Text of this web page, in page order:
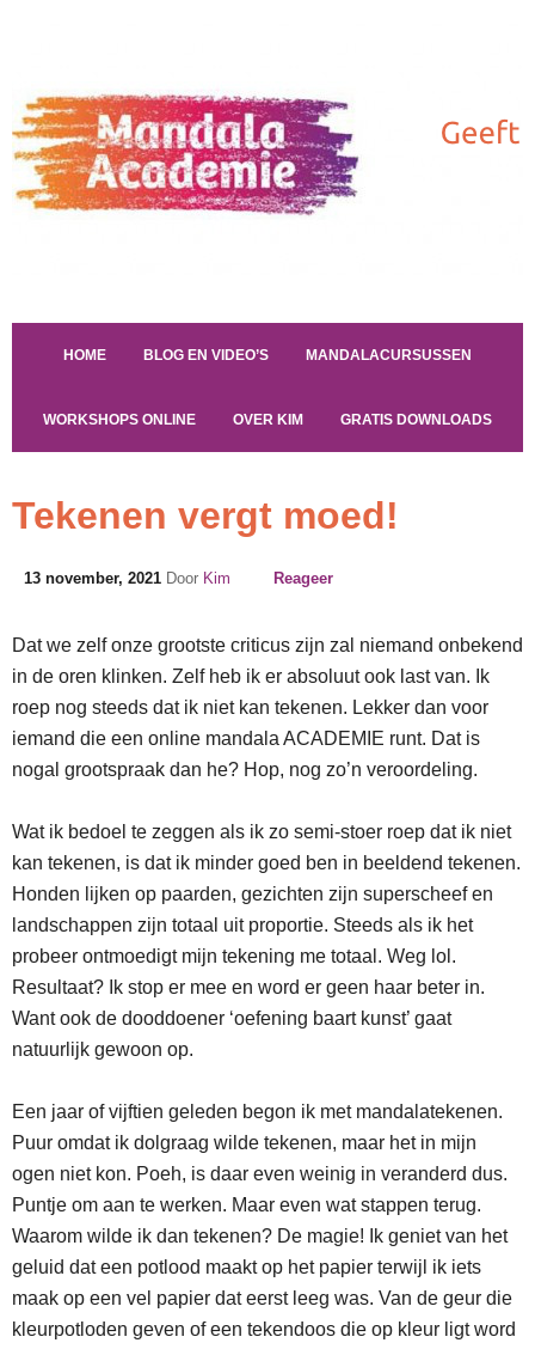
HOME BLOG EN VIDEO’S MANDALACURSUSSEN
WORKSHOPS ONLINE OVER KIM GRATIS DOWNLOADS
Tekenen vergt moed!
13 november, 2021 Door Kim Reageer
Dat we zelf onze grootste criticus zijn zal niemand onbekend
in de oren klinken. Zelf heb ik er absoluut ook last van. Ik
roep nog steeds dat ik niet kan tekenen. Lekker dan voor
iemand die een online mandala ACADEMIE runt. Dat is
nogal grootspraak dan he? Hop, nog zo’n veroordeling.
Wat ik bedoel te zeggen als ik zo semi-stoer roep dat ik niet
kan tekenen, is dat ik minder goed ben in beeldend tekenen.
Honden lijken op paarden, gezichten zijn superscheef en
landschappen zijn totaal uit proportie. Steeds als ik het
probeer ontmoedigt mijn tekening me totaal. Weg lol.
Resultaat? Ik stop er mee en word er geen haar beter in.
Want ook de dooddoener ‘oefening baart kunst’ gaat
natuurlijk gewoon op.
Een jaar of vijftien geleden begon ik met mandalatekenen.
Puur omdat ik dolgraag wilde tekenen, maar het in mijn
ogen niet kon. Poeh, is daar even weinig in veranderd dus.
Puntje om aan te werken. Maar even wat stappen terug.
Waarom wilde ik dan tekenen? De magie! Ik geniet van het
geluid dat een potlood maakt op het papier terwijl ik iets
maak op een vel papier dat eerst leeg was. Van de geur die
kleurpotloden geven of een tekendoos die op kleur ligt word